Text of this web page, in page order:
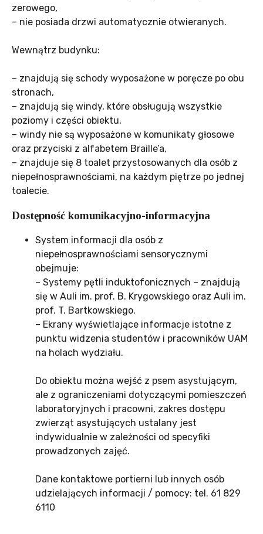
zerowego,
– nie posiada drzwi automatycznie otwieranych.
Wewnątrz budynku:
– znajdują się schody wyposażone w poręcze po obu
stronach,
– znajdują się windy, które obsługują wszystkie
poziomy i części obiektu,
– windy nie są wyposażone w komunikaty głosowe
oraz przyciski z alfabetem Braille’a,
– znajduje się 8 toalet przystosowanych dla osób z
niepełnosprawnościami, na każdym piętrze po jednej
toalecie.
Dostępność komunikacyjno-informacyjna
System informacji dla osób z
niepełnosprawnościami sensorycznymi
obejmuje:
– Systemy pętli induktofonicznych – znajdują
się w Auli im. prof. B. Krygowskiego oraz Auli im.
prof. T. Bartkowskiego.
– Ekrany wyświetlające informacje istotne z
punktu widzenia studentów i pracowników UAM
na holach wydziału.
Do obiektu można wejść z psem asystującym,
ale z ograniczeniami dotyczącymi pomieszczeń
laboratoryjnych i pracowni, zakres dostępu
zwierząt asystujących ustalany jest
indywidualnie w zależności od specyfiki
prowadzonych zajęć.
Dane kontaktowe portierni lub innych osób
udzielających informacji / pomocy: tel. 61 829
6110